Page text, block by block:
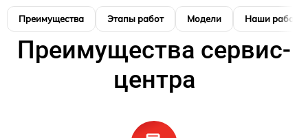
Преимущества Этапы работ Модели Наши работы
Преимущества сервис-
центра